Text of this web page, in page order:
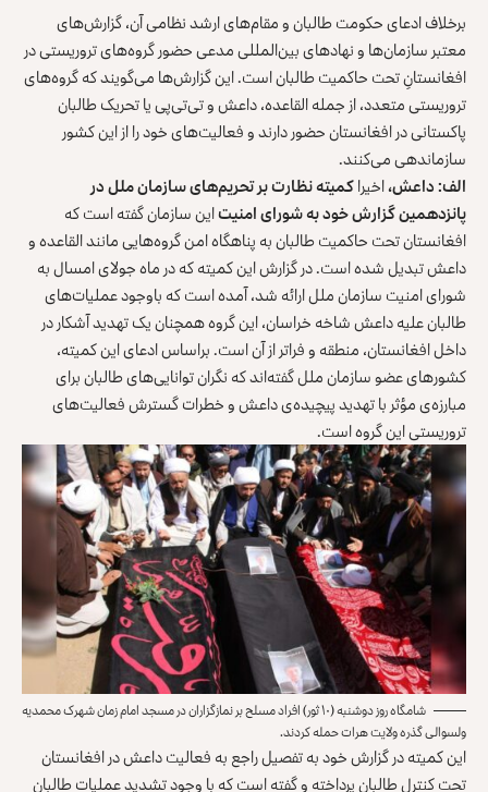
برخلاف ادعای حکومت طالبان و مقام‌های ارشد نظامی آن، گزارش‌های
معتبر سازمان‌ها و نهادهای بین‌المللی مدعی حضور گروه‌های تروریستی در
افغانستانِ تحت حاکمیت طالبان است. این گزارش‌ها می‌گویند که گروه‌های
تروریستی متعدد، از جمله القاعده، داعش و تی‌تی‌پی یا تحریک طالبان
پاکستانی در افغانستان حضور دارند و فعالیت‌های خود را از این کشور
سازماندهی می‌کنند.
الف: داعش،اخیراکمیته نظارت بر تحریم‌های سازمان ملل در
پانزدهمین گزارش خود به شورای امنیتاین سازمان گفته است که
افغانستان تحت حاکمیت طالبان به پناهگاه امن گروه‌هایی مانند القاعده و
داعش تبدیل شده است. در گزارش این کمیته که در ماه جولای امسال به
شورای امنیت سازمان ملل ارائه شد، آمده است که باوجود عملیات‌های
طالبان علیه داعش شاخه خراسان، این گروه همچنان یک تهدید آشکار در
داخل افغانستان، منطقه و فراتر از آن است. براساس ادعای این کمیته،
کشورهای عضو سازمان ملل گفته‌اند که نگران توانایی‌های طالبان برای
مبارزه‌ی مؤثر با تهدید پیچیده‌ی داعش و خطرات گسترش فعالیت‌های
تروریستی این گروه است.
شامگاه روز دوشنبه (۱۰ ثور) افراد مسلح بر نمازگزاران در مسجد امام زمان شهرک محمدیه
ولسوالی گذره ولایت هرات حمله کردند.
این کمیته در گزارش خود به تفصیل راجع به فعالیت داعش در افغانستان
تحت کنترل طالبان پرداخته و گفته است که با وجود تشدید عملیات طالبان